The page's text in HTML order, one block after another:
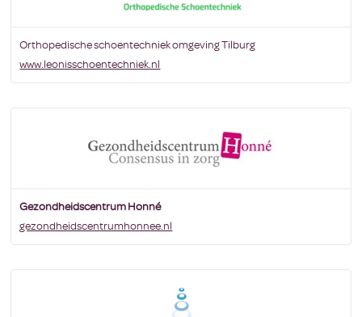
Orthopedische schoentechniek omgeving Tilburg
www.leonisschoentechniek.nl
Gezondheidscentrum Honné
gezondheidscentrumhonnee.nl